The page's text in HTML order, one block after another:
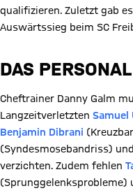
qualifizieren. Zuletzt gab
Auswärtssieg beim SC
DAS PERSONAL
Cheftrainer Danny Galm
Langzeitverletzten Samuel
Benjamin Dibrani
(Syndesmosebandriss) und
verzichten. Zudem fehlen
(Sprunggelenksprobleme)